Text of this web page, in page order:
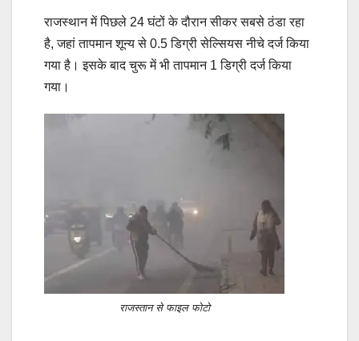
राजस्थान में पिछले 24 घंटों के दौरान सीकर सबसे ठंडा रहा
है, जहां तापमान शून्य से 0.5 डिग्री सेल्सियस नीचे दर्ज किया
गया है। इसके बाद चुरू में भी तापमान 1 डिग्री दर्ज किया
गया।
राजस्तान से फाइल फोटो